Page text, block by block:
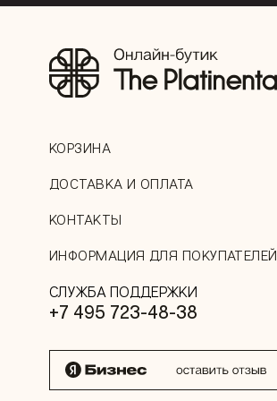
КОРЗИНА
ДОСТАВКА И ОПЛАТА
КОНТАКТЫ
ИНФОРМАЦИЯ ДЛЯ ПОКУПАТЕЛЕЙ
СЛУЖБА ПОДДЕРЖКИ
+7 495 723-48-38